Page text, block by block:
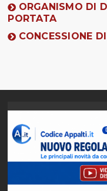
ORGANISMO DI
PORTATA
CONCESSIONE